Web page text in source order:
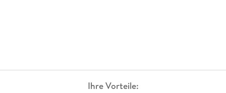
Ihre Vorteile: